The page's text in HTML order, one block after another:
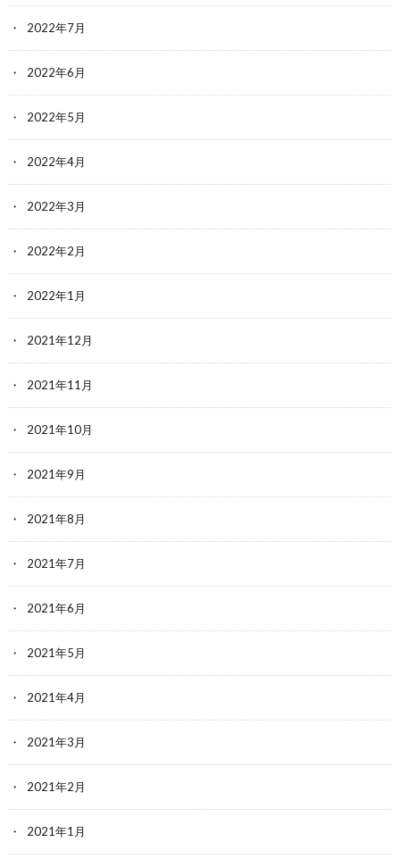
2022年7月
2022年6月
2022年5月
2022年4月
2022年3月
2022年2月
2022年1月
2021年12月
2021年11月
2021年10月
2021年9月
2021年8月
2021年7月
2021年6月
2021年5月
2021年4月
2021年3月
2021年2月
2021年1月